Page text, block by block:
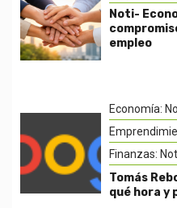
Noti-
empleo
Economía:
Finanzas:
Tomás
qué hora y